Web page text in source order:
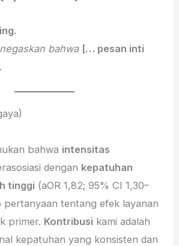
bahwa [… pesan inti
.
bahwa intensitas
dengan kepatuhan
tinggi (aOR 1,82; 95% CI 1,30–
pertanyaan tentang efek layanan
primer. Kontribusi kami adalah
kepatuhan yang konsisten dan